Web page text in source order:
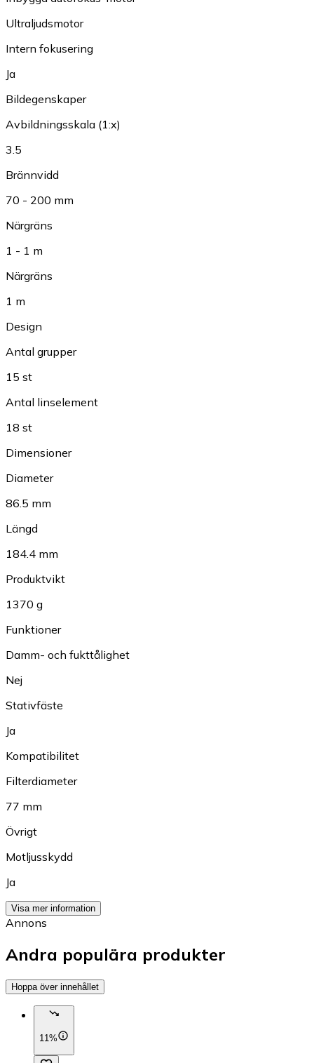
Ultraljudsmotor
Intern fokusering
Ja
Bildegenskaper
Avbildningsskala (1:x)
3.5
Brännvidd
70 - 200 mm
Närgräns
1 - 1 m
Närgräns
1 m
Design
Antal grupper
15 st
Antal linselement
18 st
Dimensioner
Diameter
86.5 mm
Längd
184.4 mm
Produktvikt
1370 g
Funktioner
Damm- och fukttålighet
Nej
Stativfäste
Ja
Kompatibilitet
Filterdiameter
77 mm
Övrigt
Motljusskydd
Ja
Visa mer information
Annons
Andra populära produkter
Hoppa över innehållet
11%